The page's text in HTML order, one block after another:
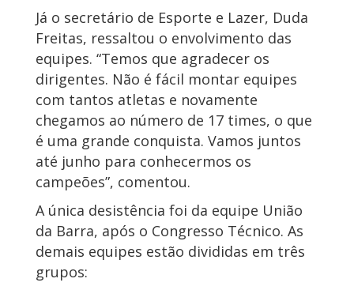
Já o secretário de Esporte e Lazer, Duda
Freitas, ressaltou o envolvimento das
equipes. “Temos que agradecer os
dirigentes. Não é fácil montar equipes
com tantos atletas e novamente
chegamos ao número de 17 times, o que
é uma grande conquista. Vamos juntos
até junho para conhecermos os
campeões”, comentou.
A única desistência foi da equipe União
da Barra, após o Congresso Técnico. As
demais equipes estão divididas em três
grupos: